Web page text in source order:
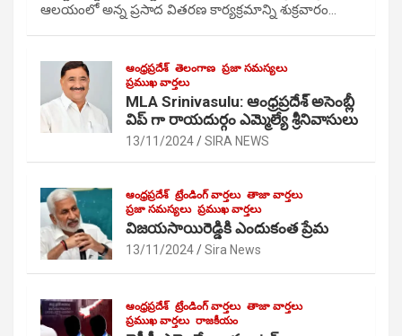
ఆలయంలో అన్న ప్రసాద వితరణ కార్యక్రమాన్ని శుక్రవారం…
ఆంధ్రప్రదేశ్ తెలంగాణ ప్రజా సమస్యలు
ప్రముఖ వార్తలు
MLA Srinivasulu: ఆంధ్రప్రదేశ్ అసెంబ్లీ
విప్ గా రాయదుర్గం ఎమ్మెల్యే శ్రీనివాసులు
13/11/2024 SIRA NEWS
ఆంధ్రప్రదేశ్ ట్రేండింగ్ వార్తలు తాజా వార్తలు
ప్రజా సమస్యలు ప్రముఖ వార్తలు
విజయసాయిరెడ్డికి ఎందుకంత ప్రేమ
13/11/2024 Sira News
ఆంధ్రప్రదేశ్ ట్రేండింగ్ వార్తలు తాజా వార్తలు
ప్రముఖ వార్తలు రాజకీయం